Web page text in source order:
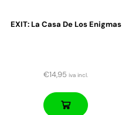
EXIT: La Casa De Los Enigmas
€14,95 iva incl.